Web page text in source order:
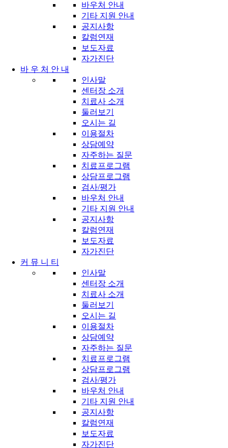
바우처 안내
기타 지원 안내
공지사항
칼럼연재
보도자료
자가진단
바 우 처 안 내
인사말
센터장 소개
치료사 소개
둘러보기
오시는 길
이용절차
상담예약
자주하는 질문
치료프로그램
상담프로그램
검사/평가
바우처 안내
기타 지원 안내
공지사항
칼럼연재
보도자료
자가진단
커 뮤 니 티
인사말
센터장 소개
치료사 소개
둘러보기
오시는 길
이용절차
상담예약
자주하는 질문
치료프로그램
상담프로그램
검사/평가
바우처 안내
기타 지원 안내
공지사항
칼럼연재
보도자료
자가진단